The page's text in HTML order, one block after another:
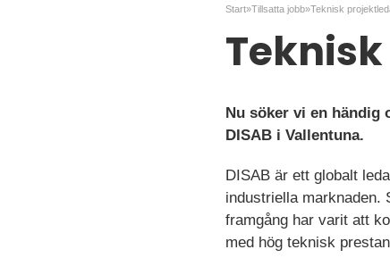
Start»Tillsatta jobb»Teknisk
Nu söker vi en händig
DISAB i Vallentuna.
DISAB är ett globalt
industriella marknaden.
framgång har varit att
med hög teknisk